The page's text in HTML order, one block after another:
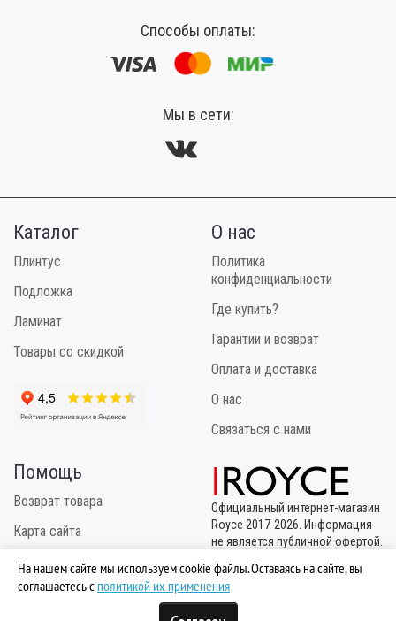
Способы оплаты:
Мы в сети:
Каталог
Плинтус
Подложка
Ламинат
Товары со скидкой
О нас
Политика
конфиденциальности
Где купить?
Гарантии и возврат
Оплата и доставка
О нас
Связаться с нами
Помощь
Возврат товара
Карта сайта
Инструкция по укладке
Официальный интернет-магазин
Royce 2017-2026. Информация
не является публичной офертой.
правообладатель
ТМ "Royce" - ООО "МБК
Логистик"
На нашем сайте мы используем cookie файлы. Оставаясь на сайте, вы
соглашаетесь с политикой их применения